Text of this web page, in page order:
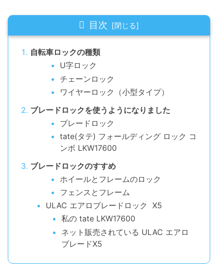
目次
自転車ロックの種類
U字ロック
チェーンロック
ワイヤーロック（小型タイプ）
ブレードロックを使うようになりました
ブレードロック
tate(タテ) フォールディング ロック コ
ンボ LKW17600
ブレードロックのすすめ
ホイールとフレームのロック
フェンスとフレーム
ULAC エアロブレードロック X5
私の tate LKW17600
ネット販売されている ULAC エアロ
ブレードX5